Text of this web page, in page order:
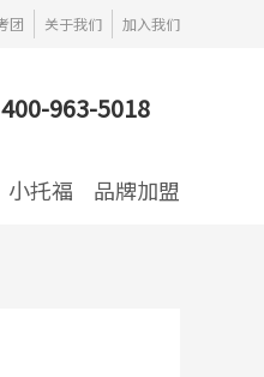
团 关于我们 加入我们
400-963-5018
小托福 品牌加盟